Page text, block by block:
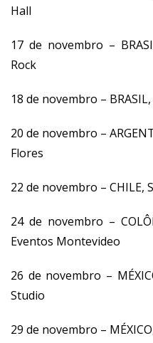
Hall
17 de novembro –
Rock
18 de novembro –
20 de novembro –
Flores
22 de novembro – CHILE,
24 de novembro –
Eventos Montevideo
26 de novembro –
Studio
29 de novembro –